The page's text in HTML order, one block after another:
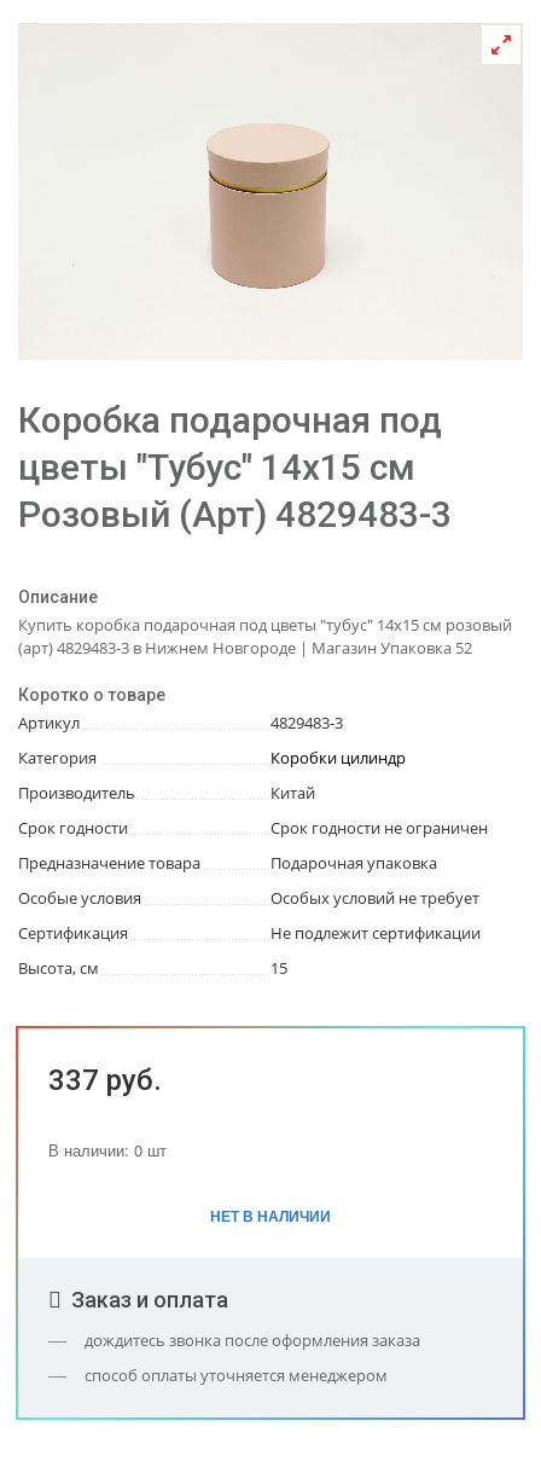
Коробка подарочная под
цветы "Тубус" 14x15 см
Розовый (Арт) 4829483-3
Описание
Купить коробка подарочная под цветы "тубус" 14x15 см розовый
(арт) 4829483-3 в Нижнем Новгороде | Магазин Упаковка 52
Коротко о товаре
Артикул
4829483-3
Категория
Коробки цилиндр
Производитель
Китай
Срок годности
Срок годности не ограничен
Предназначение товара
Подарочная упаковка
Особые условия
Особых условий не требует
Сертификация
Не подлежит сертификации
Высота, см
15
337 руб.
В наличии: 0 шт
НЕТ В НАЛИЧИИ
Заказ и оплата
дождитесь звонка после оформления заказа
способ оплаты уточняется менеджером